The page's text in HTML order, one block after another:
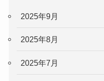
2025年9月
2025年8月
2025年7月